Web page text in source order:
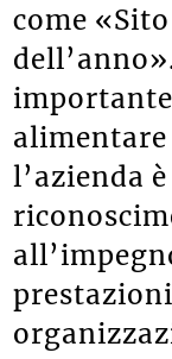
come
l’azienda